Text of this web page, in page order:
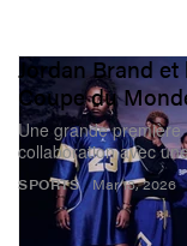
SPORTS
Jordan Brand
Coupe du
Une grande
collaboration avec
Mar 13, 2026